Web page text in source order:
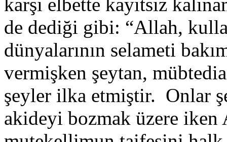
de dediği gibi: “Allah,
dünyalarının selameti
vermişken şeytan,
şeyler ilka etmiştir. Onlar
akideyi bozmak üzere